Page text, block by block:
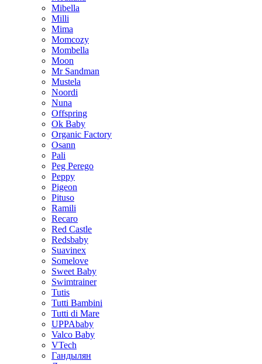
Mibella
Milli
Mima
Momcozy
Mombella
Moon
Mr Sandman
Mustela
Noordi
Nuna
Offspring
Ok Baby
Organic Factory
Osann
Pali
Peg Perego
Peppy
Pigeon
Pituso
Ramili
Recaro
Red Castle
Redsbaby
Suavinex
Somelove
Sweet Baby
Swimtrainer
Tutis
Tutti Bambini
Tutti di Mare
UPPAbaby
Valco Baby
VTech
Гандылян